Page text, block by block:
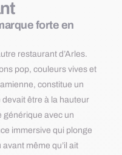
forte en
restaurant d’Arles.
pop, couleurs vives et
constitue un
être à la hauteur
générique avec un
immersive qui plonge
même qu’il ait